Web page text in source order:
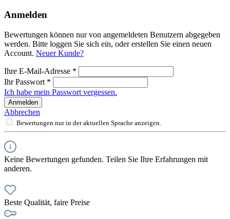
Anmelden
Bewertungen können nur von angemeldeten Benutzern abgegeben
werden. Bitte loggen Sie sich ein, oder erstellen Sie einen neuen
Account. Neuer Kunde?
Ihre E-Mail-Adresse *
Ihr Passwort *
Ich habe mein Passwort vergessen.
Anmelden
Abbrechen
Bewertungen nur in der aktuellen Sprache anzeigen.
Keine Bewertungen gefunden. Teilen Sie Ihre Erfahrungen mit
anderen.
Beste Qualität, faire Preise